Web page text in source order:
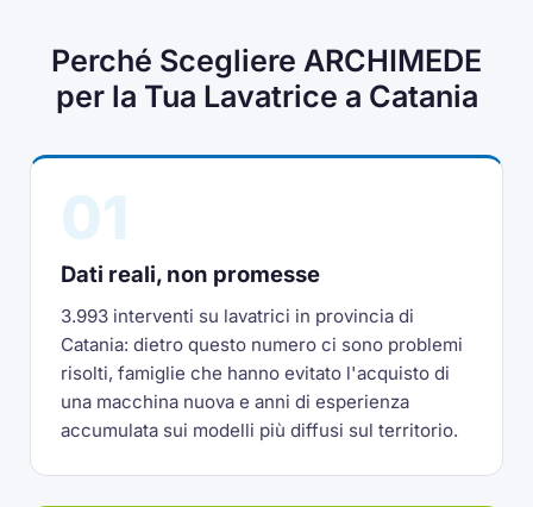
Perché Scegliere ARCHIMEDE
per la Tua Lavatrice a Catania
Dati reali, non promesse
3.993 interventi su lavatrici in provincia di
Catania: dietro questo numero ci sono problemi
risolti, famiglie che hanno evitato l'acquisto di
una macchina nuova e anni di esperienza
accumulata sui modelli più diffusi sul territorio.